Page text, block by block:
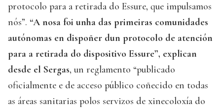
protocolo para a retirada do Essure, que impulsamos
nós”. “A nosa foi unha das primeiras comunidades
autónomas en dispoñer dun protocolo de atención
para a retirada do dispositivo Essure”, explican
desde el Sergas, un reglamento “publicado
oficialmente e de acceso público coñecido en todas
as áreas sanitarias polos servizos de xinecoloxía do